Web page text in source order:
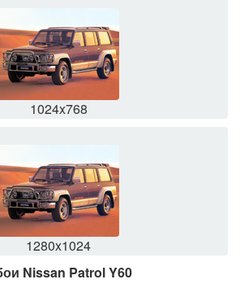
1024x768
1280x1024
Nissan Patrol Y60